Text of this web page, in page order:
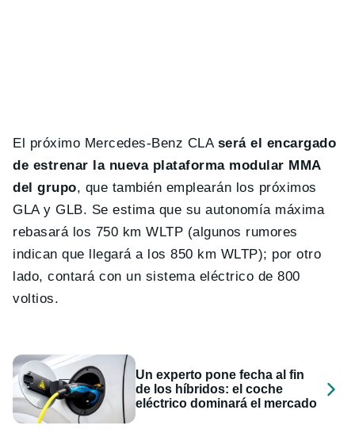
El próximo Mercedes-Benz CLA será el encargado
de estrenar la nueva plataforma modular MMA
del grupo, que también emplearán los próximos
GLA y GLB. Se estima que su autonomía máxima
rebasará los 750 km WLTP (algunos rumores
indican que llegará a los 850 km WLTP); por otro
lado, contará con un sistema eléctrico de 800
voltios.
Un experto pone fecha al fin
de los híbridos: el coche
eléctrico dominará el mercado